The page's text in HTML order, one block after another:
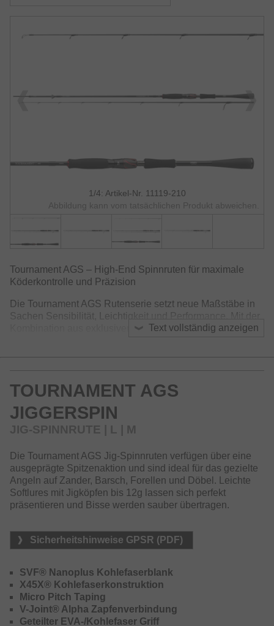
1/4: Artikel-Nr. 11119-210
Abbildung kann vom tatsächlichen Produkt abweichen.
Text vollständig anzeigen
Tournament AGS – High-End Spinnruten für maximale
Köderkontrolle und Präzision
Die Tournament AGS Rutenserie setzt neue Maßstäbe in
Sachen Sensibilität, Leichtigkeit und Performance. Mit der
Kombination aus exklusiver SVF-Kohlefaser, der X45X
eine optimale Rückmeldung bis in die Hand. Dank der V-
besonders schlank und weisen eine hohe Belastbarkeit
auf.
Kohlfasermatten sorgt für maximale Verwindungsfestigkeit,
reduziert die Bruchgefahr und ermöglicht kontrollierte
Würfe mit einer neuen Dimension der Köderführung.
Ein herausragendes Merkmal der Tournament AGS Serie
sind die extrem leichten AGS-Ringe aus Kohlefaser. Diese
jede noch so feine Vibration – sei es durch den Köder,
Grundkontakt oder einen zaghaften Biss – direkt an den
Blank weiter.
Tournament AGS – für Angler, die Wert auf maximale
TOURNAMENT AGS
JIGGERSPIN
JIG-SPINNRUTE | L | M
Die Tournament AGS Jig-Spinnruten verfügen über eine
ausgeprägte Spitzenaktion und sind ideal für das gezielte
Angeln auf Zander, Barsch, Forellen und Döbel. Leichte
Softlures mit Jigköpfen bis 12g lassen sich perfekt
präsentieren und Bisse werden sauber übertragen.
Sicherheitshinweise GPSR (PDF)
SVF® Nanoplus Kohlefaserblank
X45X® Kohlefaserkonstruktion
Micro Pitch Taping
V-Joint® Alpha Zapfenverbindung
Geteilter EVA-/Kohlefaser Griff